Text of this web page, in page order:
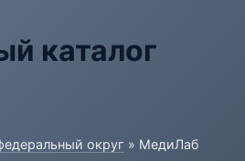
каталог
округ » МедиЛаб